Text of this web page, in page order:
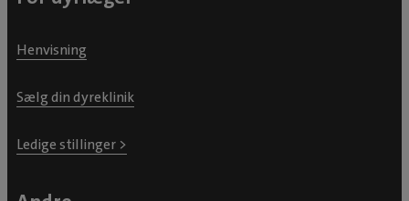
Henvisning
Sælg din dyreklinik
Ledige stillinger >